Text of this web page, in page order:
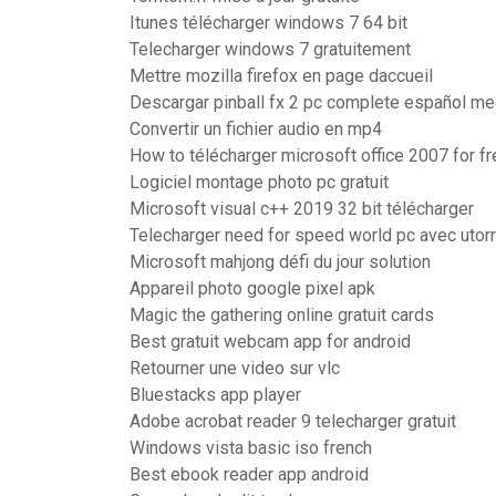
Itunes télécharger windows 7 64 bit
Telecharger windows 7 gratuitement
Mettre mozilla firefox en page daccueil
Descargar pinball fx 2 pc complete español
Convertir un fichier audio en mp4
How to télécharger microsoft office 2007 for
Logiciel montage photo pc gratuit
Microsoft visual c++ 2019 32 bit télécharger
Telecharger need for speed world pc avec
Microsoft mahjong défi du jour solution
Appareil photo google pixel apk
Magic the gathering online gratuit cards
Best gratuit webcam app for android
Retourner une video sur vlc
Bluestacks app player
Adobe acrobat reader 9 telecharger gratuit
Windows vista basic iso french
Best ebook reader app android